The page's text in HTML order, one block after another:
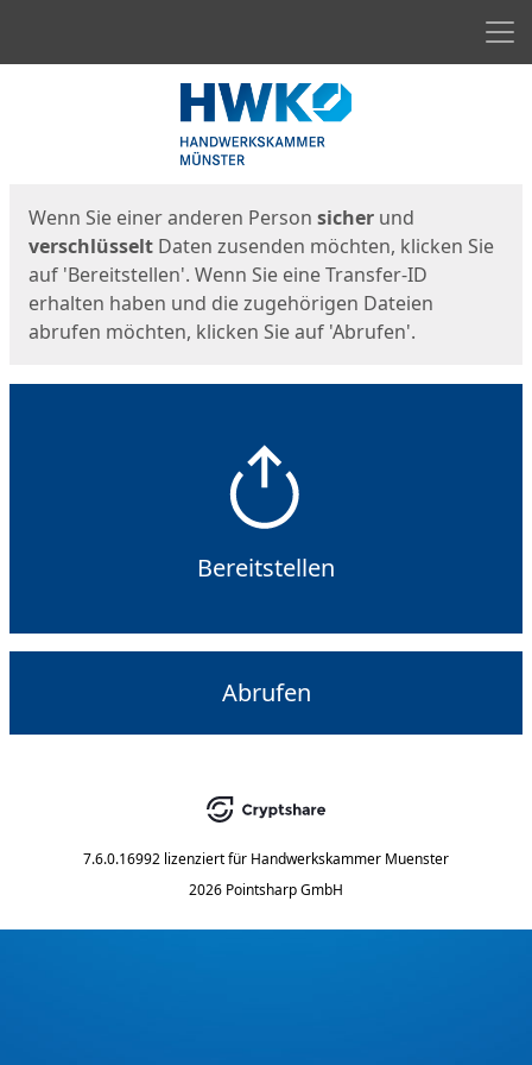
Wenn Sie einer anderen Person sicher und
verschlüsselt Daten zusenden möchten, klicken Sie
auf 'Bereitstellen'. Wenn Sie eine Transfer-ID
erhalten haben und die zugehörigen Dateien
abrufen möchten, klicken Sie auf 'Abrufen'.
Bereitstellen
Abrufen
7.6.0.16992 lizenziert für Handwerkskammer Muenster
2026 Pointsharp GmbH